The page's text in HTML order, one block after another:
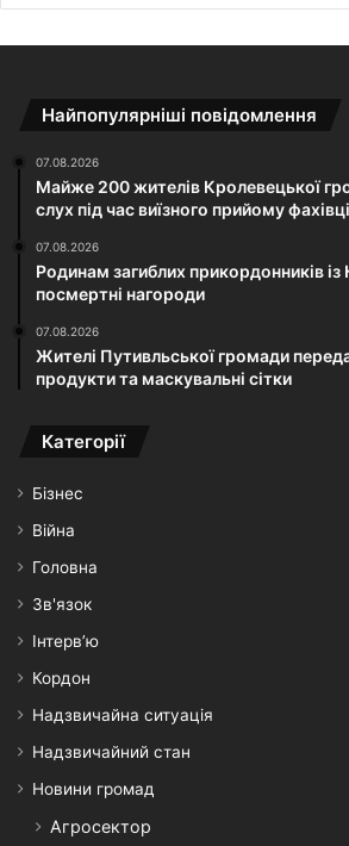
Найпопулярніші повідомлення
07.08.2026
Майже 200 жителів Кролевецької
слух під час виїзного прийому
07.08.2026
Родинам загиблих прикордонників
посмертні нагороди
07.08.2026
Жителі Путивльської громади
продукти та маскувальні сітки
Категорії
Бізнес
Війна
Головна
Зв'язок
Інтерв’ю
Кордон
Надзвичайна ситуація
Надзвичайний стан
Новини громад
Агросектор